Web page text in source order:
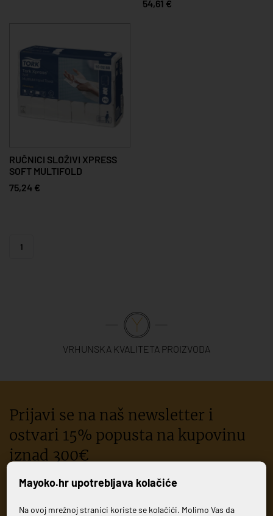
54,61 €
RUČNICI SLOŽIVI XPRESS
SOFT MULTIFOLD
75,24 €
1
VRHUNSKA KVALITETA PROIZVODA
Prijavi se na naš newsletter i
ostvari 15% popusta na kupovinu
iznad 300€
PRIJAVI SE
Mayoko.hr upotrebljava kolačiće
Na ovoj mrežnoj stranici koriste se kolačići. Molimo Vas da